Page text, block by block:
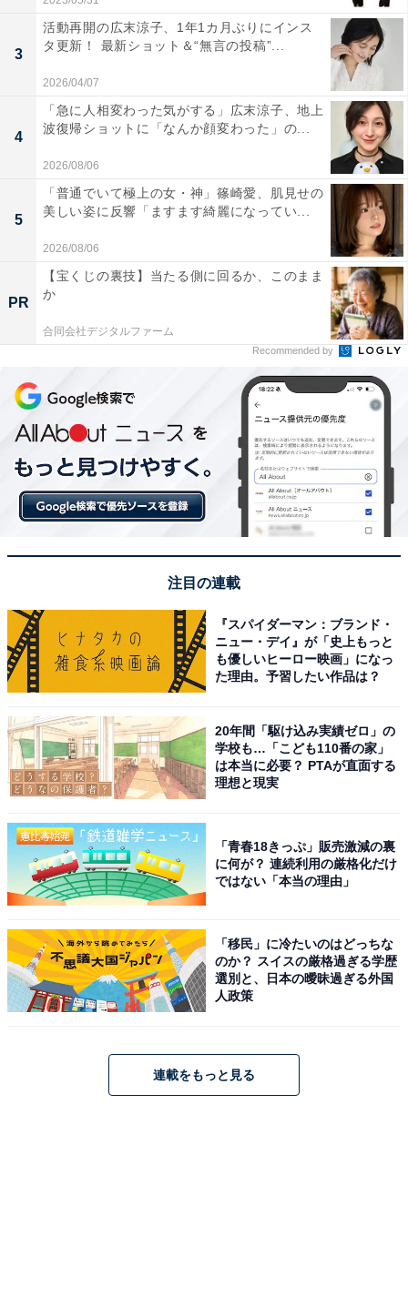
3
活動再開の広末涼子、1年1カ月ぶりにインス
タ更新！ 最新ショット＆“無言の投稿”...
2026/04/07
4
「急に人相変わった気がする」広末涼子、地上
波復帰ショットに「なんか顔変わった」の...
2026/08/06
5
「普通でいて極上の女・神」篠崎愛、肌見せの
美しい姿に反響「ますます綺麗になってい...
2026/08/06
PR
【宝くじの裏技】当たる側に回るか、このまま
か
合同会社デジタルファーム
Recommended by
注目の連載
『スパイダーマン：ブランド・
ニュー・デイ』が「史上もっと
も優しいヒーロー映画」になっ
た理由。予習したい作品は？
20年間「駆け込み実績ゼロ」の
学校も…「こども110番の家」
は本当に必要？ PTAが直面する
理想と現実
「青春18きっぷ」販売激減の裏
に何が？ 連続利用の厳格化だけ
ではない「本当の理由」
「移民」に冷たいのはどっちな
のか？ スイスの厳格過ぎる学歴
選別と、日本の曖昧過ぎる外国
人政策
連載をもっと見る